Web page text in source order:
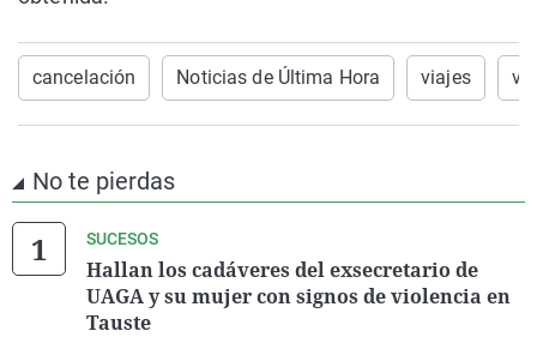
cancelación Noticias de Última Hora viajes
No te pierdas
SUCESOS
Hallan los cadáveres del exsecretario de
UAGA y su mujer con signos de violencia en
Tauste